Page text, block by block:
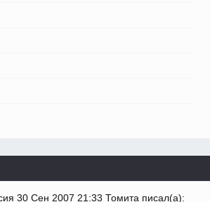
30 Сен 2007 21:33 Томита писал(а):